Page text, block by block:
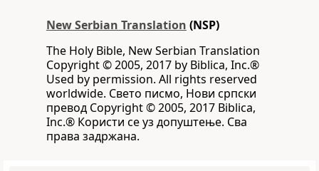
New Serbian Translation (NSP)
The Holy Bible, New Serbian Translation
Copyright © 2005, 2017 by Biblica, Inc.®
Used by permission. All rights reserved
worldwide. Свето писмо, Нови српски
превод Copyright © 2005, 2017 Biblica,
Inc.® Користи се уз допуштење. Сва
права задржана.